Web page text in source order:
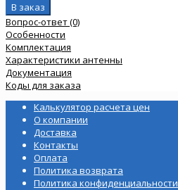
Вопрос-ответ (0)
Особенности
Комплектация
Характеристики антенны
Документация
Коды для заказа
Калькулятор расчета цен
О компании
Доставка
Контакты
Оплата
Политика возврата
Политика конфиденциальности